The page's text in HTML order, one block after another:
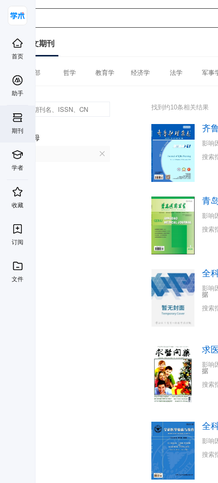
首页
助手
期刊
学者
收藏
订阅
文件
中文期刊
全部 哲学 教育学 经济学 法学 军事
首字母
Q
找到约10条相关结果
齐
影响
搜索
青
影响
搜索
全
影响
据
搜索
求
影响
据
搜索
全
影响
搜索